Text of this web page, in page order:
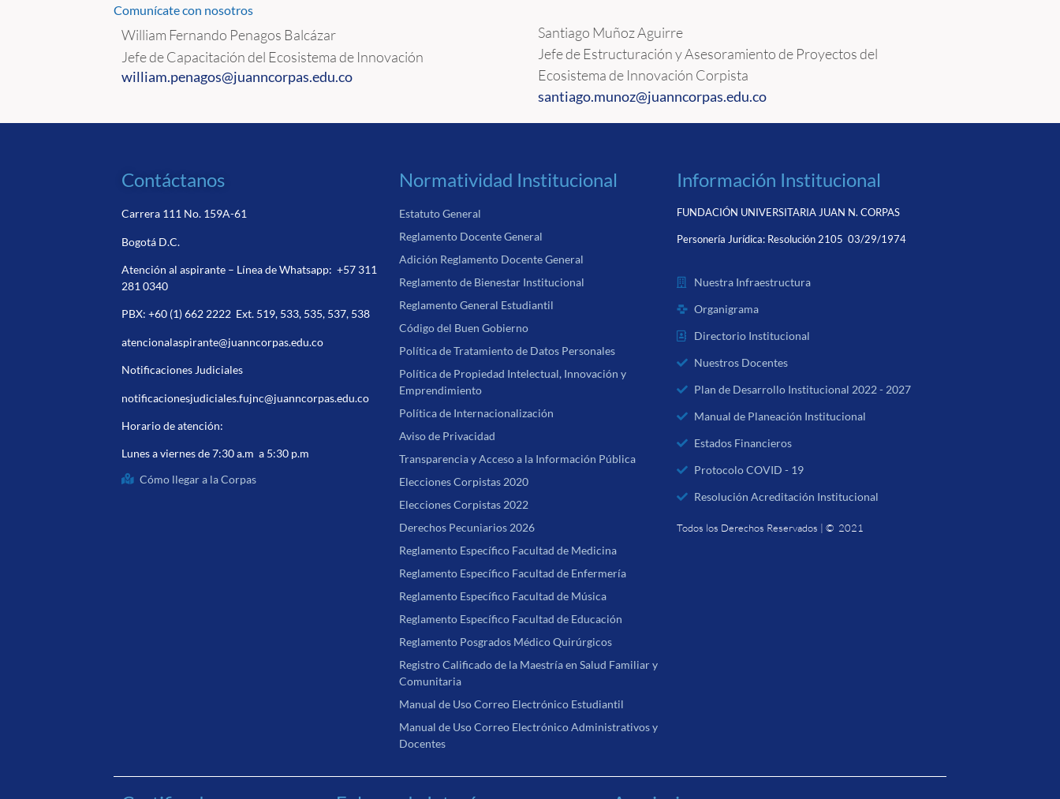
Comunícate con nosotros
William Fernando Penagos Balcázar
Jefe de Capacitación del Ecosistema de Innovación
william.penagos@juanncorpas.edu.co
Santiago Muñoz Aguirre
Jefe de Estructuración y Asesoramiento de Proyectos del
Ecosistema de Innovación Corpista
santiago.munoz@juanncorpas.edu.co
Contáctanos
Carrera 111 No. 159A-61
Bogotá D.C.
Atención al aspirante – Línea de Whatsapp:+57 311
281 0340
PBX:+60 (1) 662 2222 Ext. 519, 533, 535, 537, 538
atencionalaspirante@juanncorpas.edu.co
Notificaciones Judiciales
notificacionesjudiciales.fujnc@juanncorpas.edu.co
Horario de atención:
Lunes a viernes de 7:30 a.m a 5:30 p.m
Cómo llegar a la Corpas
Normatividad Institucional
Estatuto General
Reglamento Docente General
Adición Reglamento Docente General
Reglamento de Bienestar Institucional
Reglamento General Estudiantil
Código del Buen Gobierno
Política de Tratamiento de Datos Personales
Política de Propiedad Intelectual, Innovación y
Emprendimiento
Política de Internacionalización
Aviso de Privacidad
Transparencia y Acceso a la Información Pública
Elecciones Corpistas 2020
Elecciones Corpistas 2022
Derechos Pecuniarios 2026
Reglamento Específico Facultad de Medicina
Reglamento Específico Facultad de Enfermería
Reglamento Específico Facultad de Música
Reglamento Específico Facultad de Educación
Reglamento Posgrados Médico Quirúrgicos
Registro Calificado de la Maestría en Salud Familiar y
Comunitaria
Manual de Uso Correo Electrónico Estudiantil
Manual de Uso Correo Electrónico Administrativos y
Docentes
Información Institucional
FUNDACIÓN UNIVERSITARIA JUAN N. CORPAS
Personería Jurídica: Resolución 2105 03/29/1974
Nuestra Infraestructura
Organigrama
Directorio Institucional
Nuestros Docentes
Plan de Desarrollo Institucional 2022 - 2027
Manual de Planeación Institucional
Estados Financieros
Protocolo COVID - 19
Resolución Acreditación Institucional
Todos los Derechos Reservados | © 2021